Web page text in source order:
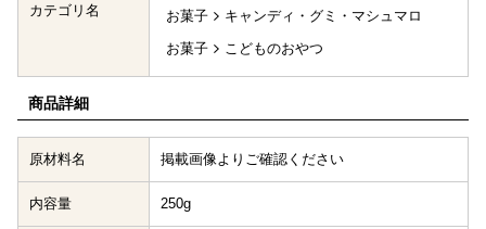
カテゴリ名 お菓子
キャンディ・グミ・マシュマロ
お菓子
こどものおやつ
商品詳細
原材料名 掲載画像よりご確認ください
内容量 250g